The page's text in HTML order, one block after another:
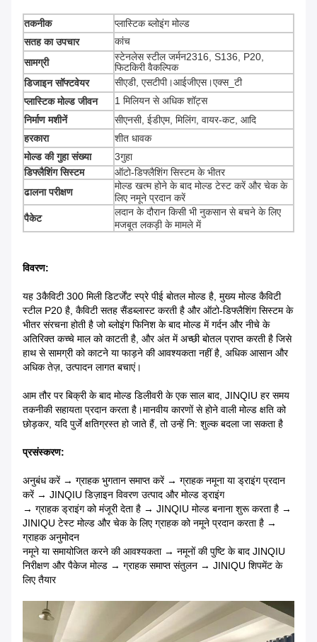
तकनीक
प्लास्टिक ब्लोइंग मोल्ड
सतह का उपचार
कांच
सामग्री
स्टेनलेस स्टील जर्मन2316, S136, P20,
फिटकिरी वैकल्पिक
डिजाइन सॉफ्टवेयर
सीएडी, एसटीपी।आईजीएस।एक्स_टी
प्लास्टिक मोल्ड जीवन
1 मिलियन से अधिक शॉट्स
निर्माण मशीनें
सीएनसी, ईडीएम, मिलिंग, वायर-कट, आदि
हरकारा
शीत धावक
मोल्ड की गुहा संख्या
3गुहा
डिफ्लैशिंग सिस्टम
ऑटो-डिफ्लैशिंग सिस्टम के भीतर
ढालना परीक्षण
मोल्ड खत्म होने के बाद मोल्ड टेस्ट करें और चेक के
लिए नमूने प्रदान करें
पैकेट
लदान के दौरान किसी भी नुकसान से बचने के लिए
मजबूत लकड़ी के मामले में
विवरण:
यह 3कैविटी 300 मिली डिटर्जेंट स्प्रे पीई बोतल मोल्ड है, मुख्य मोल्ड कैविटी
स्टील P20 है, कैविटी सतह सैंडब्लास्ट करती है और ऑटो-डिफ्लैशिंग सिस्टम के
भीतर संरचना होती है जो ब्लोइंग फिनिश के बाद मोल्ड में गर्दन और नीचे के
अतिरिक्त कच्चे माल को काटती है, और अंत में अच्छी बोतल प्राप्त करती है जिसे
हाथ से सामग्री को काटने या फाड़ने की आवश्यकता नहीं है, अधिक आसान और
अधिक तेज़, उत्पादन लागत बचाएं।
आम तौर पर बिक्री के बाद मोल्ड डिलीवरी के एक साल बाद, JINQIU हर समय
तकनीकी सहायता प्रदान करता है।मानवीय कारणों से होने वाली मोल्ड क्षति को
छोड़कर, यदि पुर्जे क्षतिग्रस्त हो जाते हैं, तो उन्हें नि: शुल्क बदला जा सकता है
प्रसंस्करण:
अनुबंध करें → ग्राहक भुगतान समाप्त करें → ग्राहक नमूना या ड्राइंग प्रदान
करें → JINQIU डिज़ाइन विवरण उत्पाद और मोल्ड ड्राइंग
→ ग्राहक ड्राइंग को मंजूरी देता है → JINQIU मोल्ड बनाना शुरू करता है →
JINIQU टेस्ट मोल्ड और चेक के लिए ग्राहक को नमूने प्रदान करता है →
ग्राहक अनुमोदन
नमूने या समायोजित करने की आवश्यकता → नमूनों की पुष्टि के बाद JINQIU
निरीक्षण और पैकेज मोल्ड → ग्राहक समाप्त संतुलन → JINIQU शिपमेंट के
लिए तैयार